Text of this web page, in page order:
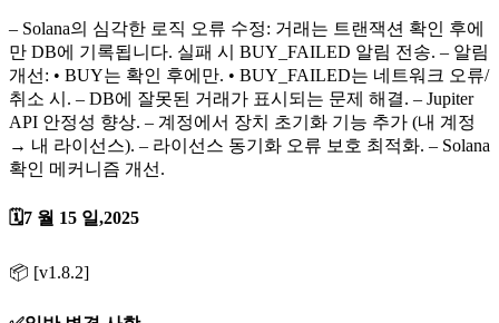
– Solana의 심각한 로직 오류 수정: 거래는 트랜잭션 확인 후에
만 DB에 기록됩니다. 실패 시 BUY_FAILED 알림 전송. – 알림
개선: • BUY는 확인 후에만. • BUY_FAILED는 네트워크 오류/
취소 시. – DB에 잘못된 거래가 표시되는 문제 해결. – Jupiter
API 안정성 향상. – 계정에서 장치 초기화 기능 추가 (내 계정
→ 내 라이선스). – 라이선스 동기화 오류 보호 최적화. – Solana
확인 메커니즘 개선.
🗓️7 월 15 일,2025
📦 [v1.8.2]